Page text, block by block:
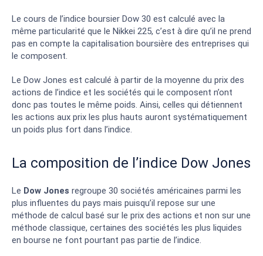
Le cours de l’indice boursier Dow 30 est calculé avec la
même particularité que le Nikkei 225, c’est à dire qu’il ne prend
pas en compte la capitalisation boursière des entreprises qui
le composent.
Le Dow Jones est calculé à partir de la moyenne du prix des
actions de l’indice et les sociétés qui le composent n’ont
donc pas toutes le même poids. Ainsi, celles qui détiennent
les actions aux prix les plus hauts auront systématiquement
un poids plus fort dans l’indice.
La composition de l’indice Dow Jones
Le Dow Jones regroupe 30 sociétés américaines parmi les
plus influentes du pays mais puisqu’il repose sur une
méthode de calcul basé sur le prix des actions et non sur une
méthode classique, certaines des sociétés les plus liquides
en bourse ne font pourtant pas partie de l’indice.